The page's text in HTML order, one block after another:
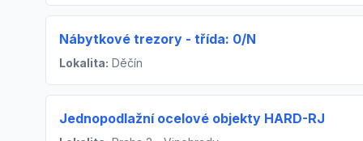
Nábytkové trezory - třída: 0/N
Lokalita: Děčín
Jednopodlažní ocelové objekty HARD-RJ